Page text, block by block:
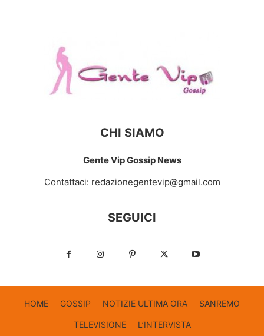
CHI SIAMO
Gente Vip Gossip News
Contattaci: redazionegentevip@gmail.com
SEGUICI
HOME GOSSIP NOTIZIE ULTIMA ORA SANREMO
TELEVISIONE L’INTERVISTA